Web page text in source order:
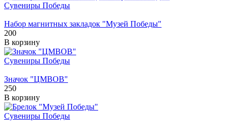
Сувениры Победы
Набор магнитных закладок "Музей Победы"
200
В корзину
Сувениры Победы
Значок "ЦМВОВ"
250
В корзину
Сувениры Победы